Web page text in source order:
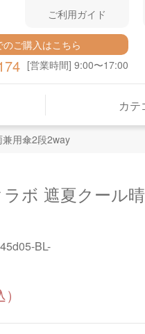
ご利用ガイド
のご購入はこちら
[営業時間] 9:00〜17:00
カテ
用傘2段2way
ボ 遮夏クール
BL-